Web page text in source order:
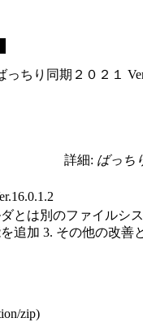
っちり同期２０２１
詳細: ばっち
とは別のファイルシ
追加 3. その他の改善
zip)